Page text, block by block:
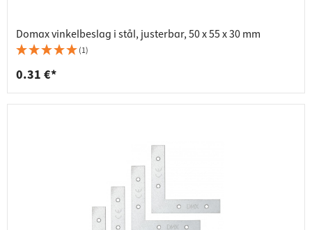
Domax vinkelbeslag i stål, justerbar, 50 x 55 x 30 mm
(1)
0.31 €*